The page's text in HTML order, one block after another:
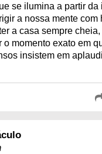
se ilumina a partir da
a nossa mente com
a casa sempre
o momento exato em
insistem em